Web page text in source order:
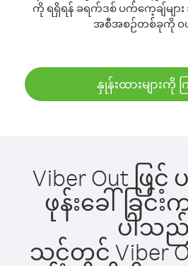
ကို ရရှိရန် ခရက်ဒစ် ပက်ကေ့ချ်မျာ
အစီအစဉ်တစ်ခုကို ဝ
နှုန်းထားများကို
Viber Out ဖြင့်
ဖုန်းခေါ်ခြ
ပါသည်
သင့်တွင် Viber